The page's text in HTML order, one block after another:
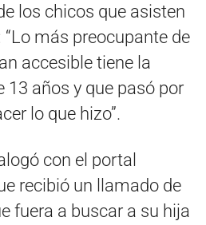
los chicos que asisten
más preocupante de
accesible tiene la
13 años y que pasó por
lo que hizo”.
con el portal
recibió un llamado de
fuera a buscar a su hija